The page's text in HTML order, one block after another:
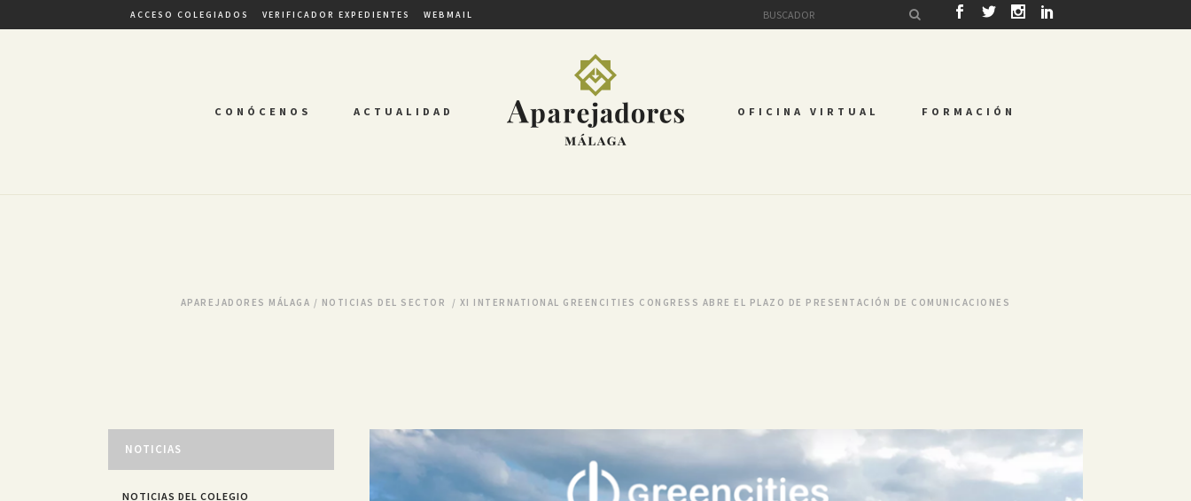
ACCESO COLEGIADOS VERIFICADOR EXPEDIENTES WEBMAIL
CONÓCENOS ACTUALIDAD OFICINA VIRTUAL FORMACIÓN
APAREJADORES MÁLAGA / NOTICIAS DEL SECTOR / XI INTERNATIONAL GREENCITIES CONGRESS ABRE EL PLAZO DE PRESENTACIÓN DE COMUNICACIONES
NOTICIAS
NOTICIAS DEL COLEGIO